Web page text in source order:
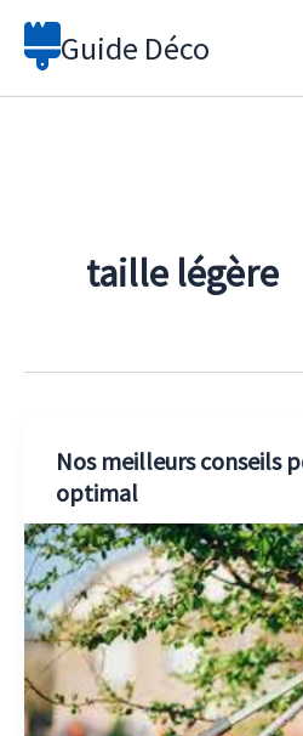
Aller
Guide Déco
taille légère
Nos meilleurs conseils
optimal